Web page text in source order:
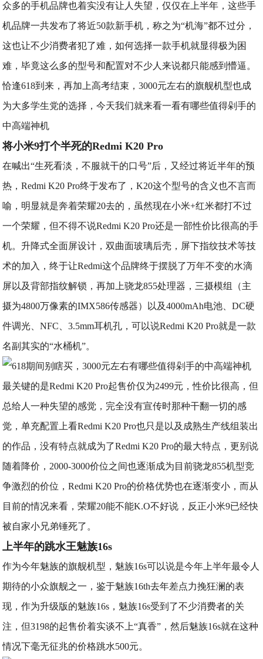
​众多的手机品牌也着实没有让人失望，仅仅在上半年，这些手
机品牌一共发布了将近50款新手机，称之为“机海”都不过分，
这也让不少消费者犯了难，如何选择一款手机就显得极为困
难，毕竟这么多的型号和配置对不少人来说都只能感到懵逼。
恰逢618到来，再加上高考结束，3000元左右的旗舰机型也成
为大多学生党的选择，今天我们就来看一看有哪些值得剁手的
中高端神机
将小米9打个半死的Redmi K20 Pro
在喊出“生死看淡，不服就干的口号”后，又经过将近半年的预
热，Redmi K20 Pro终于发布了，K20这个型号的含义也不言而
喻，明显就是奔着荣耀20去的，虽然现在小米+红米都打不过
一个荣耀，但不得不说Redmi K20 Pro还是一部性价比很高的手
机。升降式全面屏设计，双曲面玻璃后壳，屏下指纹技术等技
术的加入，终于让Redmi这个品牌终于摆脱了万年不变的水滴
屏以及背部指纹解锁，再加上骁龙855处理器，三摄模组（主
摄为4800万像素的IMX586传感器）以及4000mAh电池、DC硬
件调光、NFC、3.5mm耳机孔，可以说Redmi K20 Pro就是一款
名副其实的“水桶机”。
​最关键的是Redmi K20 Pro起售价仅为2499元，性价比很高，但
总给人一种失望的感觉，完全没有宣传时那种干翻一切的感
觉，单充配置上看Redmi K20 Pro也只是以及成熟生产线组装出
的作品，没有特点就成为了Redmi K20 Pro的最大特点，更别说
随着降价，2000-3000价位之间也逐渐成为目前骁龙855机型竞
争激烈的价位，Redmi K20 Pro的价格优势也在逐渐变小，而从
目前的情况来看，荣耀20能不能K.O不好说，反正小米9已经快
被自家小兄弟锤死了。
上半年的跳水王魅族16s
作为今年魅族的旗舰机型，魅族16s可以说是今年上半年最令人
期待的小众旗舰之一，鉴于魅族16th去年差点力挽狂澜的表
现，作为升级版的魅族16s，魅族16s受到了不少消费者的关
注，但3198的起售价着实谈不上“真香”，然后魅族16s就在这种
情况下毫无征兆的价格跳水500元。